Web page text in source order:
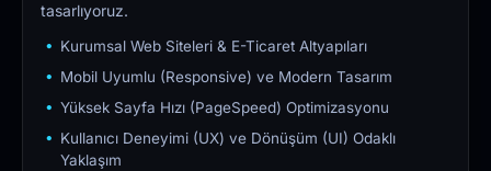
tasarlıyoruz.
Kurumsal Web Siteleri & E-Ticaret Altyapıları
Mobil Uyumlu (Responsive) ve Modern Tasarım
Yüksek Sayfa Hızı (PageSpeed) Optimizasyonu
Kullanıcı Deneyimi (UX) ve Dönüşüm (UI) Odaklı
Yaklaşım